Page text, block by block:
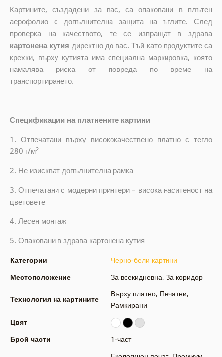
Картините, създадени за вас, са опаковани в плътен
аерофолио с допълнителна защита на ъглите. След
проверка на качеството, те се изпращат в здрава
картонена кутия директно до вас. Тъй като продуктите са
крехки, върху кутията има специална маркировка, която
намалява риска от повреда по време на
транспортирането.
Спецификации на платнените картини
1. Отпечатани върху висококачествено платно с тегло
280 г/м2
2. Не изискват допълнителна рамка
3. Отпечатани с модерни принтери – висока наситеност на
цветовете
4. Лесен монтаж
5. Опаковани в здрава картонена кутия
Категории
Черно-бели картини
Местоположение
За всекидневна, За коридор
Технология на картините
Върху платно, Печатни,
Рамкирани
Цвят
Брой части
1-част